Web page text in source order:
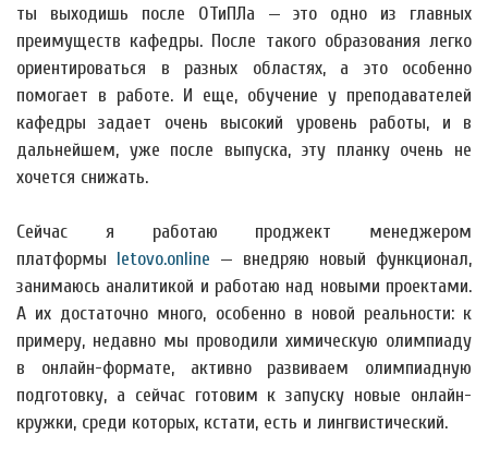
ты выходишь после ОТиПЛа — это одно из главных
преимуществ кафедры. После такого образования легко
ориентироваться в разных областях, а это особенно
помогает в работе. И еще, обучение у преподавателей
кафедры задает очень высокий уровень работы, и в
дальнейшем, уже после выпуска, эту планку очень не
хочется снижать.
Сейчас я работаю проджект менеджером
платформы letovo.online — внедряю новый функционал,
занимаюсь аналитикой и работаю над новыми проектами.
А их достаточно много, особенно в новой реальности: к
примеру, недавно мы проводили химическую олимпиаду
в онлайн-формате, активно развиваем олимпиадную
подготовку, а сейчас готовим к запуску новые онлайн-
кружки, среди которых, кстати, есть и лингвистический.